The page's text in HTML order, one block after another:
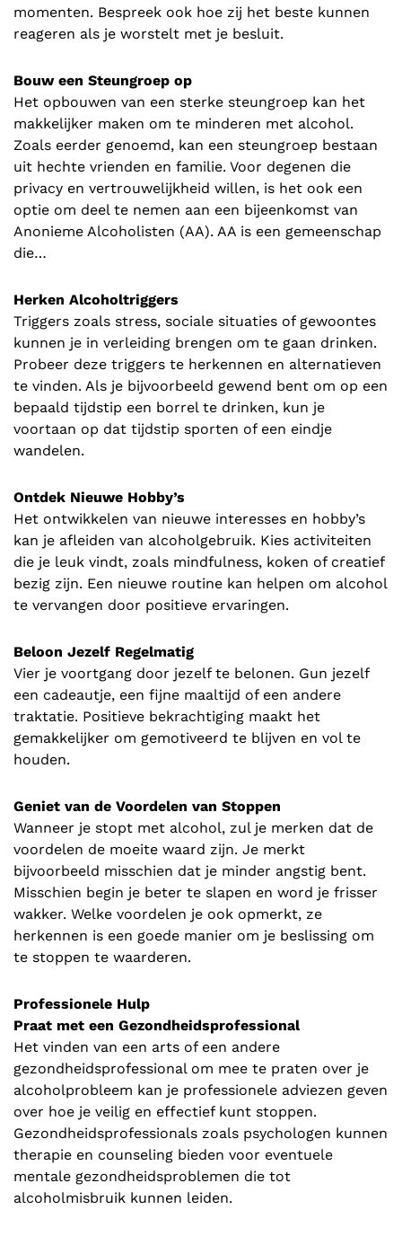
momenten. Bespreek ook hoe zij het beste kunnen
reageren als je worstelt met je besluit.
Bouw een Steungroep op
Het opbouwen van een sterke steungroep kan het
makkelijker maken om te minderen met alcohol.
Zoals eerder genoemd, kan een steungroep bestaan
uit hechte vrienden en familie. Voor degenen die
privacy en vertrouwelijkheid willen, is het ook een
optie om deel te nemen aan een bijeenkomst van
Anonieme Alcoholisten (AA). AA is een gemeenschap
die…
Herken Alcoholtriggers
Triggers zoals stress, sociale situaties of gewoontes
kunnen je in verleiding brengen om te gaan drinken.
Probeer deze triggers te herkennen en alternatieven
te vinden. Als je bijvoorbeeld gewend bent om op een
bepaald tijdstip een borrel te drinken, kun je
voortaan op dat tijdstip sporten of een eindje
wandelen.
Ontdek Nieuwe Hobby’s
Het ontwikkelen van nieuwe interesses en hobby’s
kan je afleiden van alcoholgebruik. Kies activiteiten
die je leuk vindt, zoals mindfulness, koken of creatief
bezig zijn. Een nieuwe routine kan helpen om alcohol
te vervangen door positieve ervaringen.
Beloon Jezelf Regelmatig
Vier je voortgang door jezelf te belonen. Gun jezelf
een cadeautje, een fijne maaltijd of een andere
traktatie. Positieve bekrachtiging maakt het
gemakkelijker om gemotiveerd te blijven en vol te
houden.
Geniet van de Voordelen van Stoppen
Wanneer je stopt met alcohol, zul je merken dat de
voordelen de moeite waard zijn. Je merkt
bijvoorbeeld misschien dat je minder angstig bent.
Misschien begin je beter te slapen en word je frisser
wakker. Welke voordelen je ook opmerkt, ze
herkennen is een goede manier om je beslissing om
te stoppen te waarderen.
Professionele Hulp
Praat met een Gezondheidsprofessional
Het vinden van een arts of een andere
gezondheidsprofessional om mee te praten over je
alcoholprobleem kan je professionele adviezen geven
over hoe je veilig en effectief kunt stoppen.
Gezondheidsprofessionals zoals psychologen kunnen
therapie en counseling bieden voor eventuele
mentale gezondheidsproblemen die tot
alcoholmisbruik kunnen leiden.